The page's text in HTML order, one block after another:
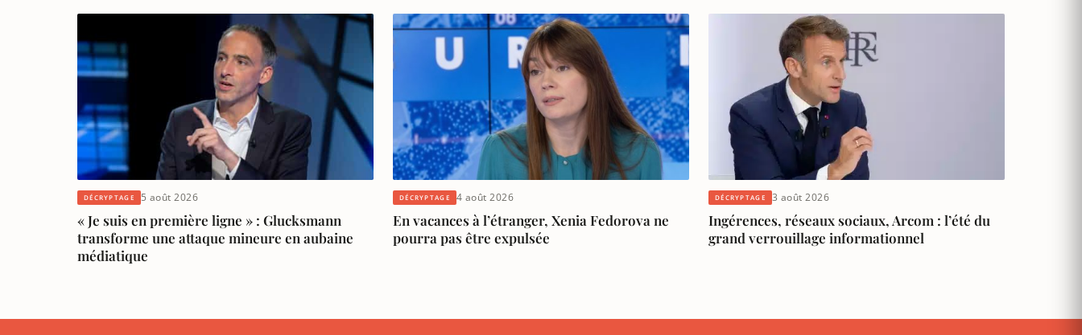
DÉCRYPTAGE 5 août 2026
« Je suis en première ligne » : Glucksmann
transforme une attaque mineure en aubaine
médiatique
DÉCRYPTAGE 4 août 2026
En vacances à l’étranger, Xenia Fedorova ne
pourra pas être expulsée
DÉCRYPTAGE 3 août 2026
Ingérences, réseaux sociaux, Arcom : l’été du
grand verrouillage informationnel